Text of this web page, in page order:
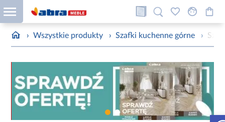
› Wszystkie produkty › Szafki kuchenne górne ›